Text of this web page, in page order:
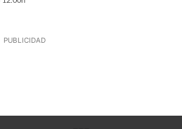
PUBLICIDAD